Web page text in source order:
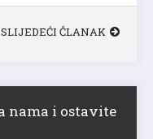
SLIJEDEĆI ČLANAK
nama i ostavite